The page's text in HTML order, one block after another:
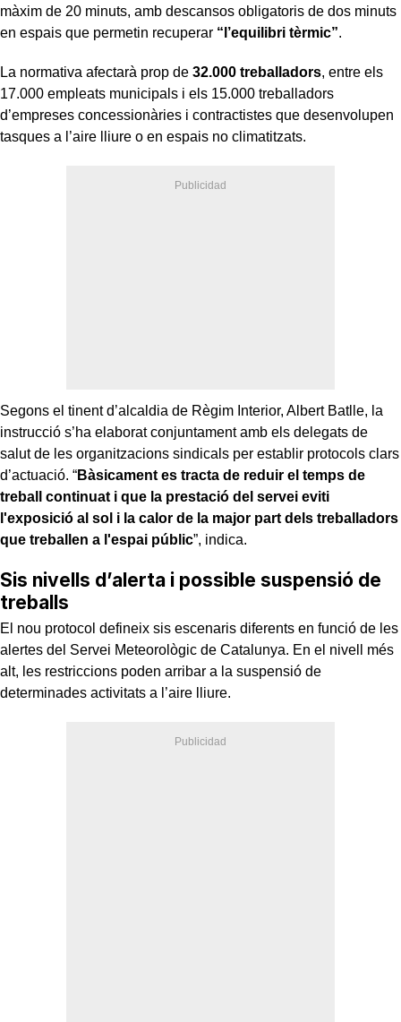
màxim de 20 minuts, amb descansos obligatoris de dos minuts
en espais que permetin recuperar “l’equilibri tèrmic”.
La normativa afectarà prop de 32.000 treballadors, entre els
17.000 empleats municipals i els 15.000 treballadors
d’empreses concessionàries i contractistes que desenvolupen
tasques a l’aire lliure o en espais no climatitzats.
Segons el tinent d’alcaldia de Règim Interior, Albert Batlle, la
instrucció s’ha elaborat conjuntament amb els delegats de
salut de les organitzacions sindicals per establir protocols clars
d’actuació. “Bàsicament es tracta de reduir el temps de
treball continuat i que la prestació del servei eviti
l'exposició al sol i la calor de la major part dels treballadors
que treballen a l'espai públic”, indica.
Sis nivells d’alerta i possible suspensió de
treballs
El nou protocol defineix sis escenaris diferents en funció de les
alertes del Servei Meteorològic de Catalunya. En el nivell més
alt, les restriccions poden arribar a la suspensió de
determinades activitats a l’aire lliure.